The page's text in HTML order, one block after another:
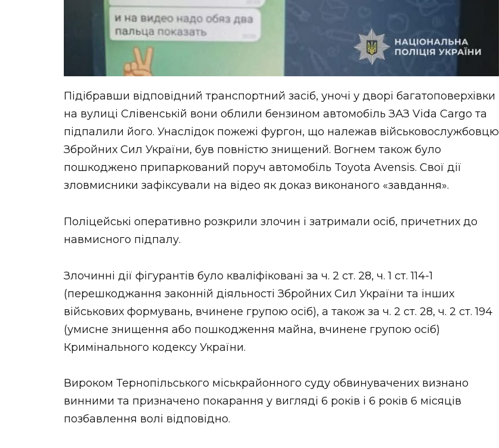
Підібравши відповідний транспортний засіб, уночі у дворі багатоповерхівки
на вулиці Слівенській вони облили бензином автомобіль ЗАЗ Vida Cargo та
підпалили його. Унаслідок пожежі фургон, що належав військовослужбовцю
Збройних Сил України, був повністю знищений. Вогнем також було
пошкоджено припаркований поруч автомобіль Toyota Avensis. Свої дії
зловмисники зафіксували на відео як доказ виконаного «завдання».
Поліцейські оперативно розкрили злочин і затримали осіб, причетних до
навмисного підпалу.
Злочинні дії фігурантів було кваліфіковані за ч. 2 ст. 28, ч. 1 ст. 114-1
(перешкоджання законній діяльності Збройних Сил України та інших
військових формувань, вчинене групою осіб), а також за ч. 2 ст. 28, ч. 2 ст. 194
(умисне знищення або пошкодження майна, вчинене групою осіб)
Кримінального кодексу України.
Вироком Тернопільського міськрайонного суду обвинувачених визнано
винними та призначено покарання у вигляді 6 років і 6 років 6 місяців
позбавлення волі відповідно.